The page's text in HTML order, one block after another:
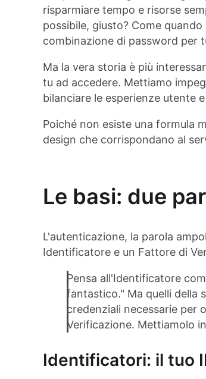
risparmiare tempo e risorse
possibile, giusto? Come
combinazione di password per
Ma la vera storia è più
tu ad accedere. Mettiamo
bilanciare le esperienze utente
Poiché non esiste una formula
design che corrispondano al
Le basi: due
L'autenticazione, la parola
Identificatore e un Fattore di
Pensa all'Identificatore
fantastico." Ma quelli della
credenziali necessarie per
Verificazione. Mettiamolo
Identificatori: il tuo